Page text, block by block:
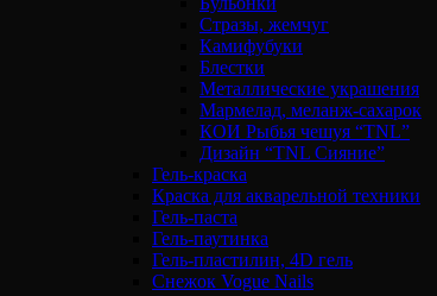
Стразы, жемчуг
Камифубуки
Блестки
Металлические украшения
Мармелад, меланж-сахарок
КОИ Рыбья чешуя “TNL”
Дизайн “TNL Сияние”
Гель-краска
Краска для акварельной техники
Гель-паста
Гель-паутинка
Гель-пластилин, 4D гель
Снежок Vogue Nails